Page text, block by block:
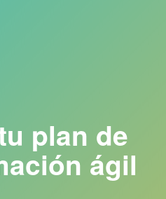
plan de
ágil